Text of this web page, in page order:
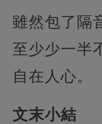
雖然包了隔
至少少一半
自在人心。
文末小結